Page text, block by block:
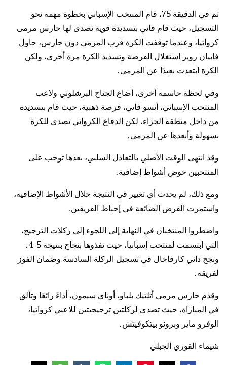
ثم في الدقيقة 75، قام المنتخب الإسباني بخطوة مهمة نحو
التسجيل، حيث قام فاتي بتسديدة قوية تصدى لها حارس مرمى
كرواتيا، وعندما توقفت الكرة قرب المرمى دون حارس، حاول
فابيان رويز استغلال الفرصة وتسديد الكرة مرة أخرى، ولكن
الكرة ابتعدت بعيدًا عن المرمى.
وفي لحظة حاسمة أخرى، أضاع الجناح البرشلوني ولاعب
المنتخب الإسباني، أنسو فاتي، فرصة ذهبية، حيث قام بتسديدة
من داخل منطقة الجزاء، لكن الدفاع الكرواتي تصدى للكرة
بسهولة وأبعدها عن المرمى.
وقد انتهى الوقت الأصلي بالتعادل السلبي، بعدها توجب على
المنتخبين خوض أشواط إضافية.
ومع ذلك، لم يحدث أي تغيير في النتيجة خلال الأشواط الإضافية،
واستمرت الفرص الضائعة في إحباط الفريقين.
واضطروا المنتخبان في النهاية إلى اللجوء إلى ركلات الترجيح،
التي ابتسمت لمنتخب إسبانيا، حيث نفذوها بنجاح بنتيجة 5-4.
ونجح داني كارفاخال في تسجيل الركلة السادسة وضمان الفوز
لفريقه.
وقدم حارس مرمى أتلتيك بلباو، أوناي سيمون، أداءً رائعًا وتألق
في المباراة، حيث تصدى لركلتين ترجيحيتين للاعبي كرواتيا،
الوفرو ماير وبرونو بيتكوفيتش.
شيماء القوري الجبلي